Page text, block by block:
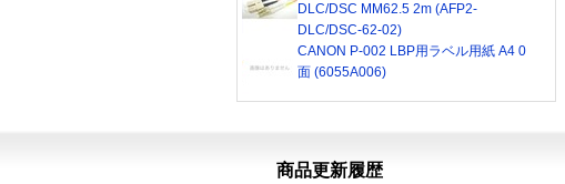
DLC/DSC MM62.5 2m (AFP2-
DLC/DSC-62-02)
CANON P-002 LBP用ラベル用紙 A4 0
面 (6055A006)
商品更新履歴